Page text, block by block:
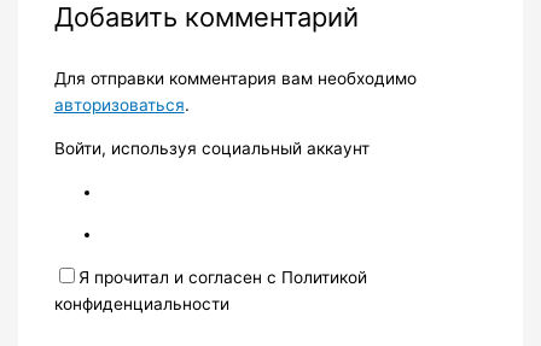
Добавить комментарий
Для отправки комментария вам необходимо
авторизоваться.
Войти, используя социальный аккаунт
Я прочитал и согласен с Политикой
конфиденциальности